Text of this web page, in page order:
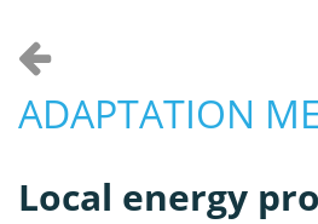
ADAPTATION
Local energy